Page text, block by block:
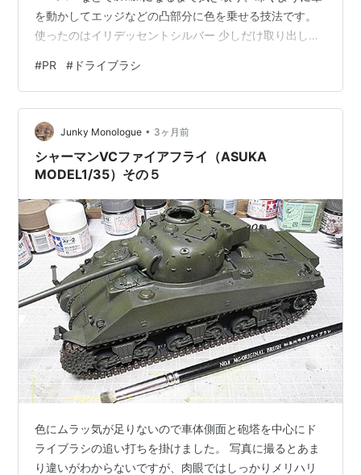
を動かしてエッジなどの凸部分に色を乗せる技法です。
使ったのはイリデッセントシルバー 少しだけ取り出し
する塗料は、ターナー色彩のU-35 ACRYLICSシリーズの
イリデッセントシルバー。鋭い輝きが特徴で、これをド
ライブラシすることで、エッジ部分の塗膜が剥がれ、そ
の下の金属が露出したような表現を狙います。 シャカシ
ャカ シャカシャカ シャカシャカと何度か重ねていき……
ドライブラシ…
#PR # ドライブラシ
Junky Monologue • 3ヶ月前
シャーマンVCファイアフライ（ASUKA
MODEL1/35）その５
色にムラッ気が足りないので車体側面と砲塔を中心にド
ライブラシの追い打ちを掛けました。 写真に撮るとあま
り違いがわからないですが、肉眼ではしっかりメリハリ